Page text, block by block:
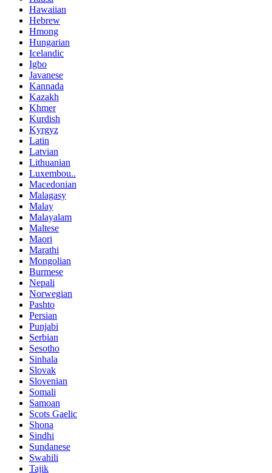
Hawaiian
Hebrew
Hmong
Hungarian
Icelandic
Igbo
Javanese
Kannada
Kazakh
Khmer
Kurdish
Kyrgyz
Latin
Latvian
Lithuanian
Luxembou..
Macedonian
Malagasy
Malay
Malayalam
Maltese
Maori
Marathi
Mongolian
Burmese
Nepali
Norwegian
Pashto
Persian
Punjabi
Serbian
Sesotho
Sinhala
Slovak
Slovenian
Somali
Samoan
Scots Gaelic
Shona
Sindhi
Sundanese
Swahili
Tajik